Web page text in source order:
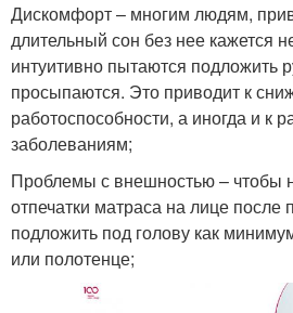
Дискомфорт – многим людям,
длительный сон без нее кажется
интуитивно пытаются подложить
просыпаются. Это приводит к
работоспособности, а иногда и к
заболеваниям;
Проблемы с внешностью – чтобы
отпечатки матраса на лице
подложить под голову как
или полотенце;